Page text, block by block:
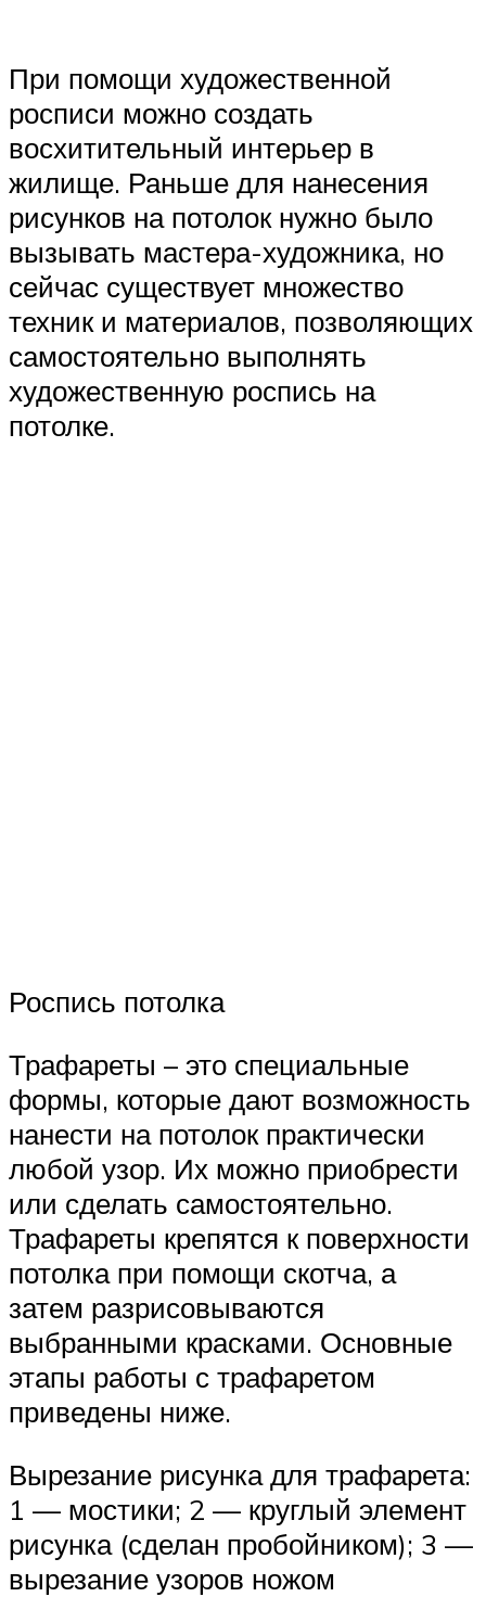
При помощи художественной
росписи можно создать
восхитительный интерьер в
жилище. Раньше для нанесения
рисунков на потолок нужно было
вызывать мастера-художника, но
сейчас существует множество
техник и материалов, позволяющих
самостоятельно выполнять
художественную роспись на
потолке.
Роспись потолка
Трафареты – это специальные
формы, которые дают возможность
нанести на потолок практически
любой узор. Их можно приобрести
или сделать самостоятельно.
Трафареты крепятся к поверхности
потолка при помощи скотча, а
затем разрисовываются
выбранными красками. Основные
этапы работы с трафаретом
приведены ниже.
Вырезание рисунка для трафарета:
1 — мостики; 2 — круглый элемент
рисунка (сделан пробойником); 3 —
вырезание узоров ножом